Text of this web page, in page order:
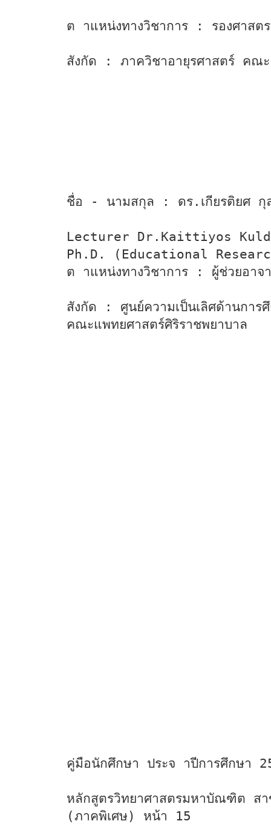
ต าแหน่งทางวิชาการ : รองศาสตร
สังกัด : ภาควิชาอายุรศาสตร์ คณะ
ชื่อ - นามสกุล : ดร.เกียรติยศ กุ
Lecturer Dr.Kaittiyos
Ph.D. (Educational
ต าแหน่งทางวิชาการ : ผู้ช่วยอาจ
สังกัด : ศูนย์ความเป็นเลิศด้านการ
คณะแพทยศาสตร์ศิริราชพยาบาล
คู่มือนักศึกษา ประจ าปีการศึกษา
หลักสูตรวิทยาศาสตรมหาบัณฑิต สา
(ภาคพิเศษ) หน้า 15